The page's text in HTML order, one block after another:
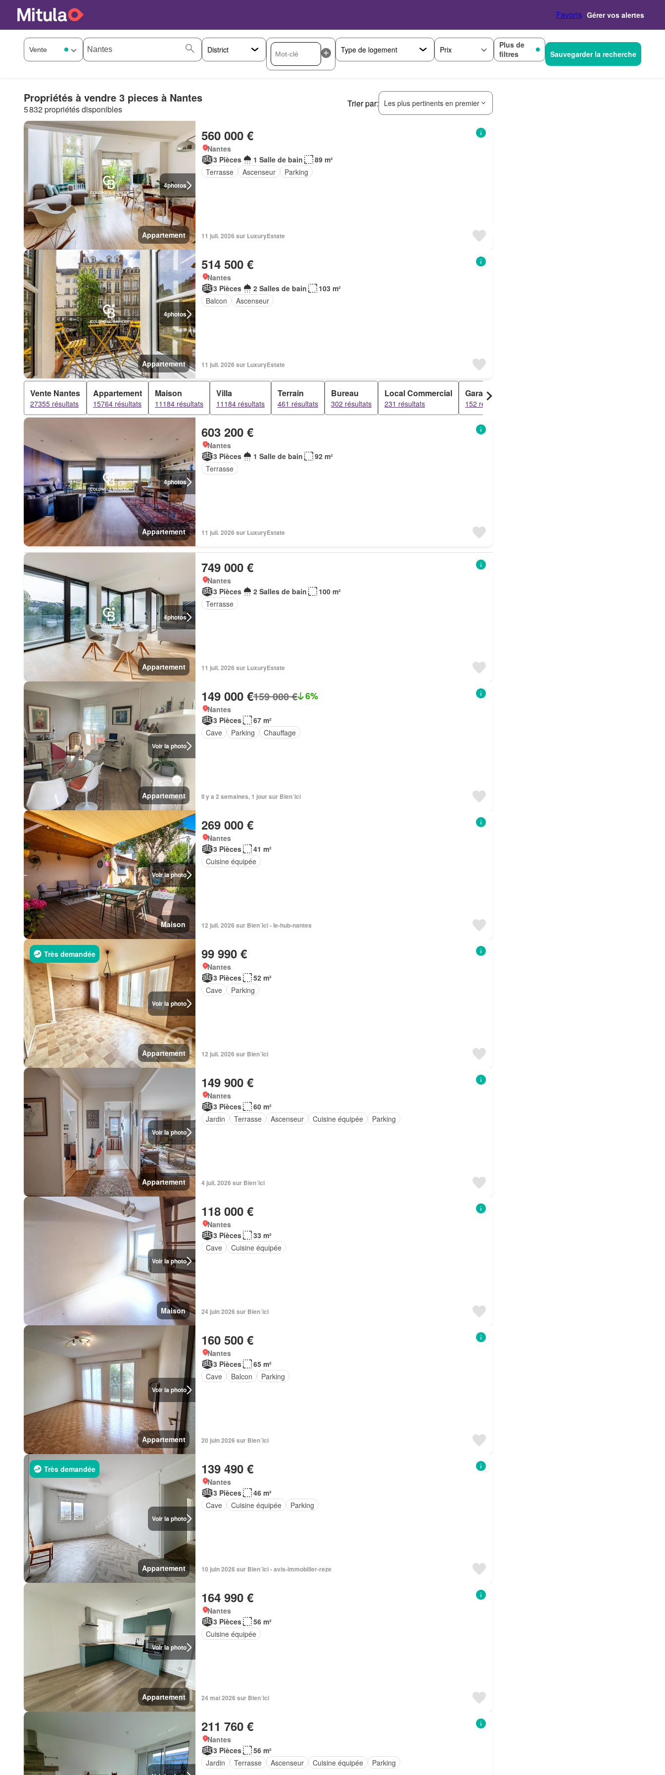
Favoris Gérer vos alertes
Prix
Plus de
filtres
Sauvegarder la recherche
Propriétés à vendre 3 pieces à Nantes
5 832 propriétés disponibles
Trier par: Les plus pertinents en premier
4photos
Appartement
560 000 €
Nantes
3 Pièces
1 Salle de bain
89 m²
Terrasse
Ascenseur Parking
11 juil. 2026 sur LuxuryEstate
4photos
Appartement
514 500 €
Nantes
3 Pièces
2 Salles de bain
103 m²
Balcon
Ascenseur
11 juil. 2026 sur LuxuryEstate
Vente Nantes
27355 résultats
Appartement
15764 résultats
Maison
11184 résultats
Villa
11184 résultats
Terrain
461 résultats
Bureau
302 résultats
Local Commercial
231 résultats
Garage
152 résultats
4photos
Appartement
603 200 €
Nantes
3 Pièces
1 Salle de bain
92 m²
Terrasse
11 juil. 2026 sur LuxuryEstate
4photos
Appartement
749 000 €
Nantes
3 Pièces
2 Salles de bain
100 m²
Terrasse
11 juil. 2026 sur LuxuryEstate
Voir la photo
Appartement
149 000 €159 000 € 6%
Nantes
3 Pièces
67 m²
Cave
Parking Chauffage
Il y a 2 semaines, 1 jour sur Bien´ici
Voir la photo
Maison
269 000 €
Nantes
3 Pièces
41 m²
Cuisine équipée
12 juil. 2026 sur Bien´ici - le-hub-nantes
Voir la photo
Très demandée
Appartement
99 990 €
Nantes
3 Pièces
52 m²
Cave
Parking
12 juil. 2026 sur Bien´ici
Voir la photo
Appartement
149 900 €
Nantes
3 Pièces
60 m²
Jardin
Terrasse Ascenseur Cuisine équipée Parking
4 juil. 2026 sur Bien´ici
Voir la photo
Maison
118 000 €
Nantes
3 Pièces
33 m²
Cave
Cuisine équipée
24 juin 2026 sur Bien´ici
Voir la photo
Appartement
160 500 €
Nantes
3 Pièces
65 m²
Cave
Balcon Parking
20 juin 2026 sur Bien´ici
Voir la photo
Très demandée
Appartement
139 490 €
Nantes
3 Pièces
46 m²
Cave
Cuisine équipée Parking
10 juin 2026 sur Bien´ici - avis-immobilier-reze
Voir la photo
Appartement
164 990 €
Nantes
3 Pièces
56 m²
Cuisine équipée
24 mai 2026 sur Bien´ici
211 760 €
Nantes
3 Pièces
56 m²
Jardin
Terrasse Ascenseur Cuisine équipée Parking